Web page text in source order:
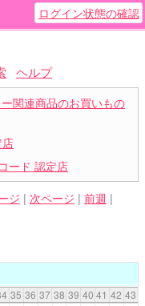
ログイン状態の確認
ヘルプ
関連商品のお買いもの
店
ード 認定店
ジ | 次ページ | 前週 |
35 36 37 38 39 40 41 42 43